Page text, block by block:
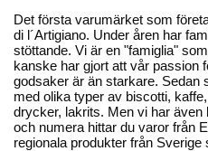
Det första varumärket som
di l´Artigiano. Under åren har
stöttande. Vi är en "famiglia"
kanske har gjort att vår passion
godsaker är än starkare. Sedan
med olika typer av biscotti,
drycker, lakrits. Men vi har även
och numera hittar du varor från
regionala produkter från Sverige